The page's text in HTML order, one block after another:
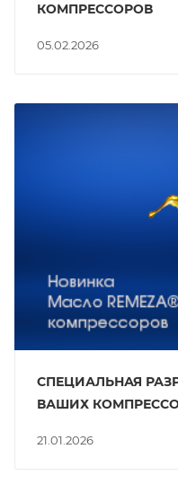
05.02.2026
КОМПРЕССОРОВ
21.01.2026
СПЕЦИАЛЬНАЯ
ВАШИХ